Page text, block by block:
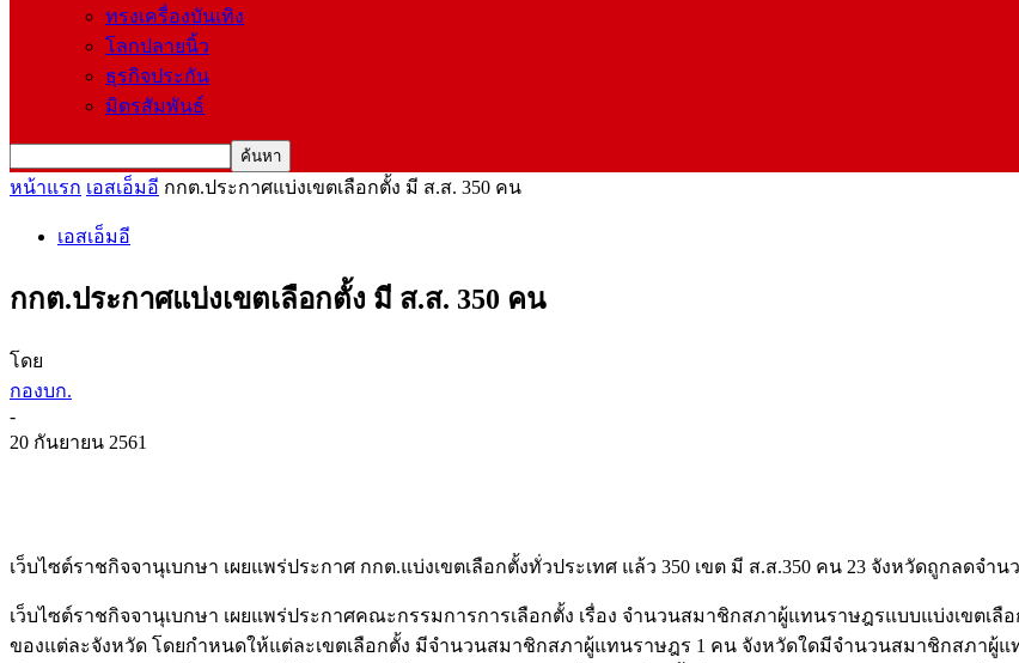
ทรงเครื่องบันเทิง
โลกปลายนิ้ว
ธุรกิจประกัน
มิตรสัมพันธ์
หน้าแรก เอสเอ็มอี กกต.ประกาศแบ่งเขตเลือกตั้ง มี ส.ส. 350 คน
เอสเอ็มอี
กกต.ประกาศแบ่งเขตเลือกตั้ง มี ส.ส. 350 คน
โดย
กองบก.
-
20 กันยายน 2561
เว็บไซต์ราชกิจจานุเบกษา เผยแพร่ประกาศ กกต.แบ่งเขตเลือกตั้งทั่วประเทศ แล้ว 350 เขต มี ส.ส.350 คน 23 จังหวัดถูกลดจำน
เว็บไซต์ราชกิจจานุเบกษา เผยแพร่ประกาศคณะกรรมการการเลือกตั้ง เรื่อง จำนวนสมาชิกสภาผู้แทนราษฎรแบบแบ่งเขตเลื
ของแต่ละจังหวัด โดยกำหนดให้แต่ละเขตเลือกตั้ง มีจำนวนสมาชิกสภาผู้แทนราษฎร 1 คน จังหวัดใดมีจำนวนสมาชิกสภาผู้แ